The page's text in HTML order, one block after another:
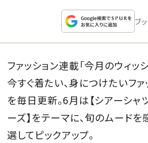
CELEBRITY
WEDDING
FORTUNE
SDGs
ブ
ファッション連載「今月のウィッ
今すぐ着たい、身につけたいファ
を毎日更新。6月は【シアーシャ
ーズ】をテーマに、旬のムード
選してピックアップ。